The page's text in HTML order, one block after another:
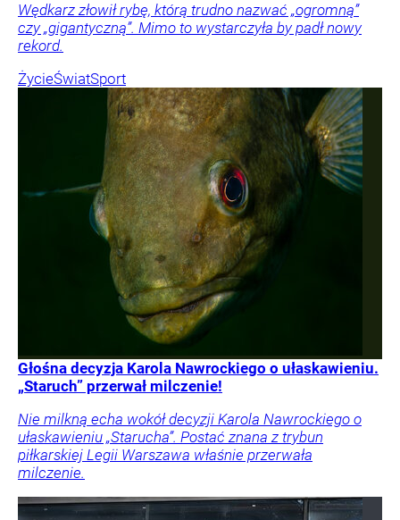
Wędkarz złowił rybę, którą trudno nazwać „ogromną”
czy „gigantyczną”. Mimo to wystarczyła by padł nowy
rekord.
ŻycieŚwiatSport
Głośna decyzja Karola Nawrockiego o ułaskawieniu.
„Staruch” przerwał milczenie!
Nie milkną echa wokół decyzji Karola Nawrockiego o
ułaskawieniu „Starucha”. Postać znana z trybun
piłkarskiej Legii Warszawa właśnie przerwała
milczenie.